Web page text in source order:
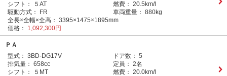
シフト：
５AT 燃費： 20.5km/l
駆動方式：
FR 車両重量： 880kg
全長×全幅×全高： 3395×1475×1895mm
価格：
1,092,300円
ＰＡ
型式： 3BD-DG17V ドア数： 5
排気量： 658cc 定員： 2名
シフト：
５MT 燃費： 20.0km/l